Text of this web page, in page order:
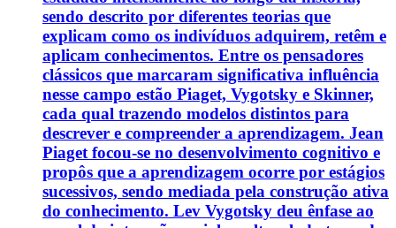
sendo descrito por diferentes teorias que
explicam como os indivíduos adquirem, retêm e
aplicam conhecimentos. Entre os pensadores
clássicos que marcaram significativa influência
nesse campo estão Piaget, Vygotsky e Skinner,
cada qual trazendo modelos distintos para
descrever e compreender a aprendizagem. Jean
Piaget focou-se no desenvolvimento cognitivo e
propôs que a aprendizagem ocorre por estágios
sucessivos, sendo mediada pela construção ativa
do conhecimento. Lev Vygotsky deu ênfase ao